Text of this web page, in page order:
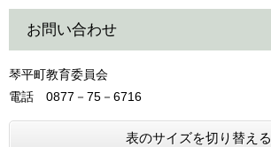
お問い合わせ
琴平町教育委員会
電話 0877－75－6716
表のサイズを切り替える